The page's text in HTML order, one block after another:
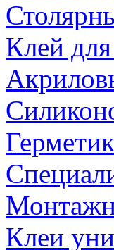
Клей
Клеи